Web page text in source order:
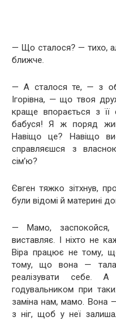
— Що сталося? — тихо,
ближче.
— А сталося те, — з
Ігорівна, — що твоя
краще впорається з
бабуся! Я ж поряд
Навіщо це? Навіщо
справляєшся з
сім’ю?
Євген тяжко зітхнув,
були відомі й материні
— Мамо, заспокойся,
виставляє. І ніхто не
Віра працює не тому,
тому, що вона —
реалізувати
годувальником при
заміна нам, мамо. Вона
з ніг, щоб у неї